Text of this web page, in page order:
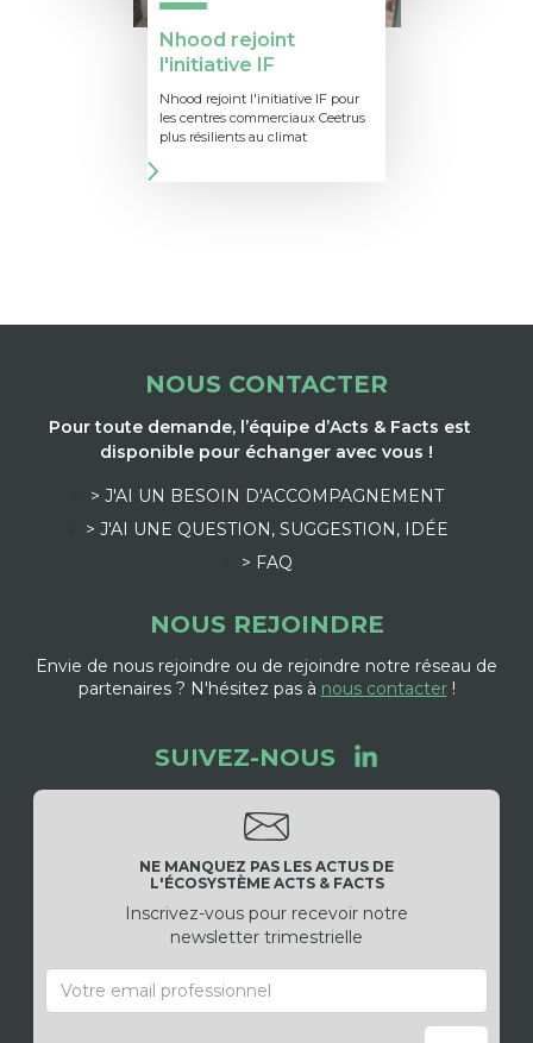
Nhood rejoint
l'initiative IF
Nhood rejoint l'initiative IF pour
les centres commerciaux Ceetrus
plus résilients au climat
NOUS CONTACTER
Pour toute demande, l’équipe d’Acts & Facts est
disponible pour échanger avec vous !
> J'AI UN BESOIN D'ACCOMPAGNEMENT
> J'AI UNE QUESTION, SUGGESTION, IDÉE
> FAQ
NOUS REJOINDRE
Envie de nous rejoindre ou de rejoindre notre réseau de
partenaires ? N'hésitez pas à nous contacter!
SUIVEZ-NOUS
NE MANQUEZ PAS LES ACTUS DE
L'ÉCOSYSTÈME ACTS & FACTS
Inscrivez-vous pour recevoir notre
newsletter trimestrielle